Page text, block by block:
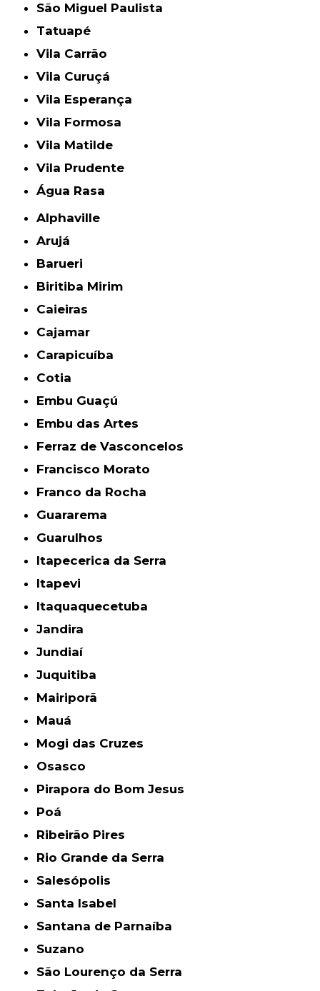
São Miguel Paulista
Tatuapé
Vila Carrão
Vila Curuçá
Vila Esperança
Vila Formosa
Vila Matilde
Vila Prudente
Água Rasa
Alphaville
Arujá
Barueri
Biritiba Mirim
Caieiras
Cajamar
Carapicuíba
Cotia
Embu Guaçú
Embu das Artes
Ferraz de Vasconcelos
Francisco Morato
Franco da Rocha
Guararema
Guarulhos
Itapecerica da Serra
Itapevi
Itaquaquecetuba
Jandira
Jundiaí
Juquitiba
Mairiporã
Mauá
Mogi das Cruzes
Osasco
Pirapora do Bom Jesus
Poá
Ribeirão Pires
Rio Grande da Serra
Salesópolis
Santa Isabel
Santana de Parnaíba
Suzano
São Lourenço da Serra